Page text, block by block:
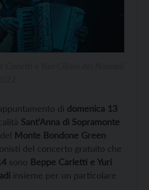
di domenica 13
Sant’Anna di Sopramonte
Monte Bondone Green
del concerto gratuito che
sono Beppe Carletti e Yuri
insieme per un particolare